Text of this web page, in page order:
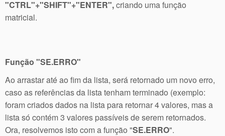
"CTRL"+"SHIFT"+"ENTER",criando uma função
matricial.
Função "SE.ERRO"
Ao arrastar até ao fim da lista, será retornado um novo erro,
caso as referências da lista tenham terminado (exemplo:
foram criados dados na lista para retornar 4 valores, mas a
lista só contém 3 valores passíveis de serem retornados.
Ora, resolvemos isto com a função "SE.ERRO".